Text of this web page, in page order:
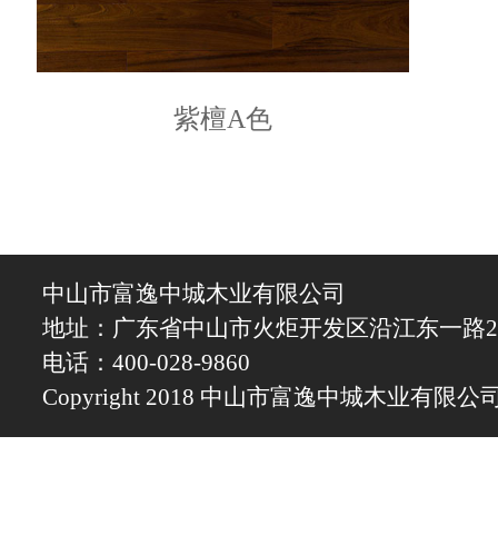
紫檀A色
中山市富逸中城木业有限公司
地址：广东省中山市火炬开发区沿江东一路
电话：400-028-9860
Copyright 2018 中山市富逸中城木业有限公